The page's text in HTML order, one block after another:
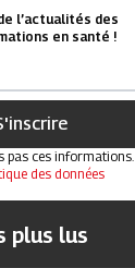
l’actualités des
en santé !
pas ces
des données
plus lus